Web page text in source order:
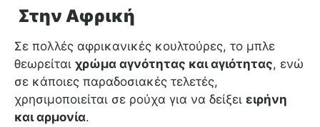
Στην Αφρική
Σε πολλές αφρικανικές κουλτούρες, το μπλε
θεωρείται χρώμα αγνότητας και αγιότητας, ενώ
σε κάποιες παραδοσιακές τελετές,
χρησιμοποιείται σε ρούχα για να δείξει ειρήνη
και αρμονία.